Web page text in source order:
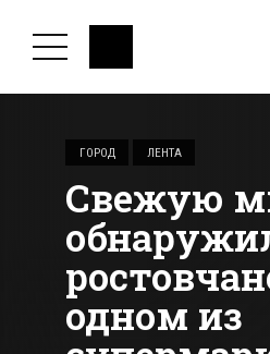
ГОРОД ЛЕНТА
Свежую
одном из